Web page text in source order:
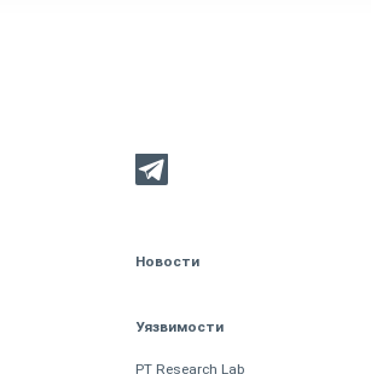
Новости
Уязвимости
PT Research Lab